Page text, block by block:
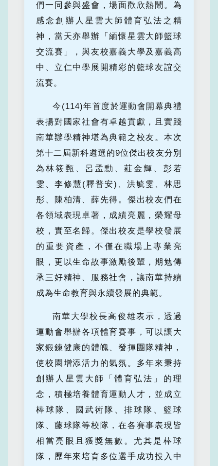
們一同參與盛會，場面歡欣熱鬧。為
感念創辦人星雲大師體育弘法之精
神，當天亦舉辦「緬懷星雲大師籃球
交流賽」，與友校嘉義大學及嘉義高
中、立仁中學展開精彩的籃球友誼交
流賽。
今(114)年首度於運動會開幕典禮
表揚對國家社會有卓越貢獻，且實踐
南華辦學精神堪為典範之校友。本次
第十二屆新科遴選的9位傑出校友分別
為林筱甄、呂孟勳、莊金輝、彭若
雯、李修慧(釋普安)、洪毓雯、林思
彤、陳柏清、薛先得。傑出校友們在
各領域表現卓著，成績亮麗，榮耀母
校，實至名歸。傑出校友是學校發展
的重要資產，不僅在職場上專業亮
眼，更以生命故事激勵後輩，期勉傳
承三好精神、服務社會，讓南華持續
成為生命教育與永續發展的典範。
南華大學校長高俊雄表示，透過
運動會舉辦各項體育賽事，可以讓大
家鍛鍊健康的體魄、發揮團隊精神，
使校園增添活力的氣氛。多年來秉持
創辦人星雲大師「體育弘法」的理
念，積極培養體育運動人才，並成立
棒球隊、國武術隊、排球隊、籃球
隊、藤球隊等校隊，在各賽事表現皆
相當亮眼且獲獎無數。尤其是棒球
隊，歷年來培育多位選手成功投入中